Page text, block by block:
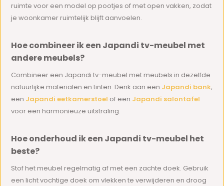
ruimte voor een model op pootjes of met open vakken, zodat
je woonkamer ruimtelijk blijft aanvoelen.
Hoe combineer ik een Japandi tv-meubel met
andere meubels?
Combineer een Japandi tv-meubel met meubels in dezelfde
natuurlijke materialen en tinten. Denk aan een Japandi bank,
een Japandi eetkamerstoel of een Japandi salontafel
voor een harmonieuze uitstraling.
Hoe onderhoud ik een Japandi tv-meubel het
beste?
Stof het meubel regelmatig af met een zachte doek. Gebruik
een licht vochtige doek om vlekken te verwijderen en droog